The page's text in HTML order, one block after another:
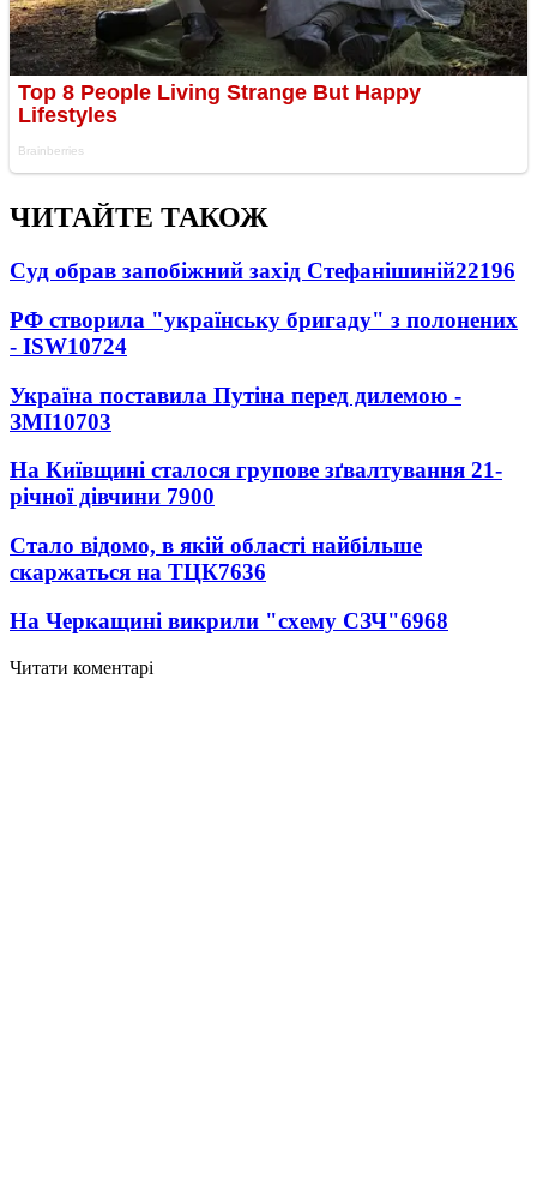
ЧИТАЙТЕ ТАКОЖ
Суд обрав запобіжний захід Стефанішиній22196
РФ створила "українську бригаду" з полонених
- ISW10724
Україна поставила Путіна перед дилемою -
ЗМІ10703
На Київщині сталося групове зґвалтування 21-
річної дівчини 7900
Стало відомо, в якій області найбільше
скаржаться на ТЦК7636
На Черкащині викрили "схему СЗЧ"6968
Читати коментарі